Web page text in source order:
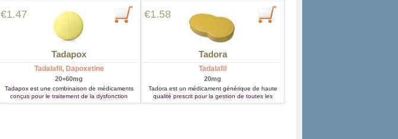
€1.47
Tadapox
Tadalafil, Dapoxetine
20+60mg
Tadapox est une combinaison de médicaments
conçus pour le traitement de la dysfonction
érectile et l'éjaculation précoce.
€1.58
Tadora
Tadalafil
20mg
Tadora est un médicament générique de haute
qualité prescrit pour la gestion de toutes les
formes de la dysfonction érectile chez les